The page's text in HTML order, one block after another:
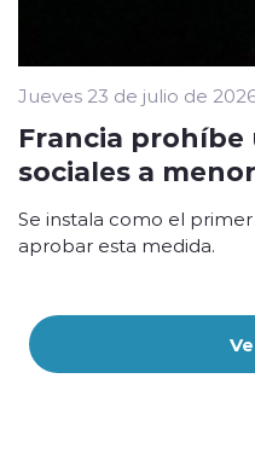
Jueves 23 de julio de
Francia prohíbe
sociales a
Se instala como el
aprobar esta medida.